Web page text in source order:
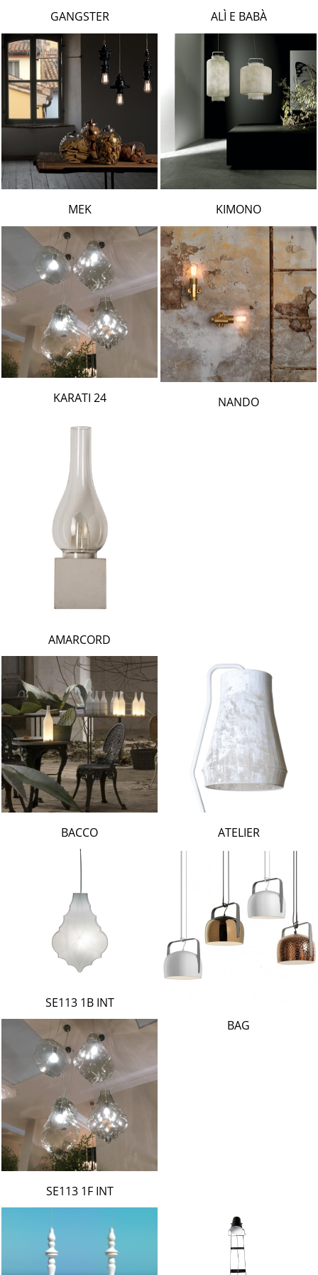
PORSCHE
CATELLANI & SMITH
VIABIZZUNO
ALÌ E BABÀ
GANGSTER
KIMONO
MEK
NANDO
24 KARATI
AMARCORD
ATELIER
BACCO
BAG
SE113 1B INT
SE113 1F INT